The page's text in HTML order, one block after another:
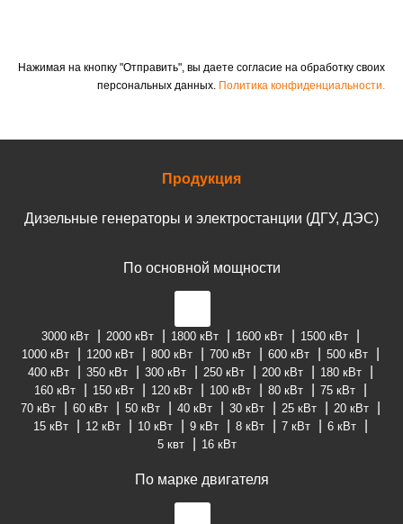
Нажимая на кнопку "Отправить", вы даете согласие на обработку своих
персональных данных. Политика конфиденциальности.
Продукция
Дизельные генераторы и электростанции (ДГУ, ДЭС)
По основной мощности
3000 кВт 2000 кВт 1800 кВт 1600 кВт
1500 кВт
1000 кВт
1200 кВт 800 кВт 700 кВт 600 кВт
500 кВт
400 кВт
350 кВт 300 кВт 250 кВт 200 кВт
180 кВт
160 кВт
150 кВт 120 кВт 100 кВт 80 кВт
75 кВт
70 кВт
60 кВт 50 кВт 40 кВт 30 кВт 25 кВт
20 кВт
15 кВт
12 кВт 10 кВт 9 кВт 8 кВт 7 кВт
6 кВт
5 квт
16 кВт
По марке двигателя